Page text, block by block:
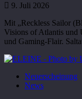
9. Juli 2026
Mit „Reckless Sailor
Visions of Atlantis und
und Gaming-Flair.
Neuerscheinung
News